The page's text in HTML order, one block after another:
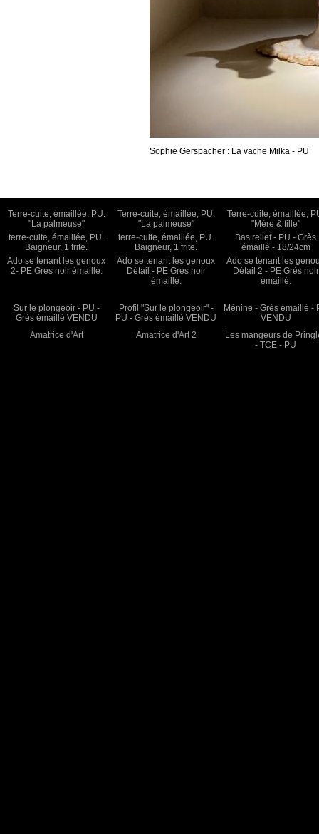
Sophie Gerspacher : La vache Milka - PU
Terre-cuite, émaillée, PU.
"La palmeuse"
Terre-cuite, émaillée, PU.
"La palmeuse"
Terre-cuite, émaillée,
"Mère & fille"
terre-cuite, émaillée, PU.
Baigneur, 1 frite.
terre-cuite, émaillée, PU.
Baigneur, 1 frite.
Bas relief - PU - Grès
émaillé - 18/24cm
Ado se tenant les genoux
2- PE Grès noir émaillé.
Ado se tenant les genoux
Détail - PE Grès noir
émaillé.
Ado se tenant les
Détail 2 - PE Grès noir
émaillé.
Sur le plongeoir - PU -
Grès émaillé VENDU
Profil "Sur le plongeoir" -
PU - Grès émaillé VENDU
Ménine - Grès émaillé -
VENDU
Amatrice d'Art
Amatrice d'Art 2
Les mangeurs de
- TCE - PU